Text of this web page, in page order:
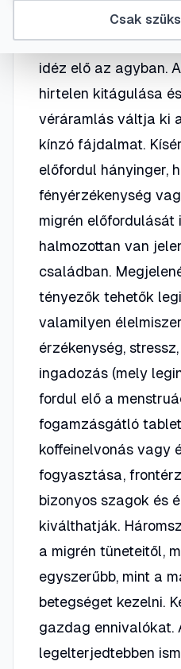
kialakuló érgörcs
felének duzzadása
idéz elő az agyban.
hirtelen kitágulása
véráramlás váltja ki
kínzó fájdalmat.
előfordul hányinger,
fényérzékenység
migrén előfordulását
halmozottan van
családban.
tényezők tehetők
valamilyen
érzékenység,
ingadozás (mely
fordul elő a
fogamzásgátló
koffeinelvonás vagy
fogyasztása,
bizonyos szagok és
kiválthatják.
a migrén tüneteitől,
egyszerűbb, mint a
betegséget kezelni.
gazdag ennivalókat.
legelterjedtebben
Csak